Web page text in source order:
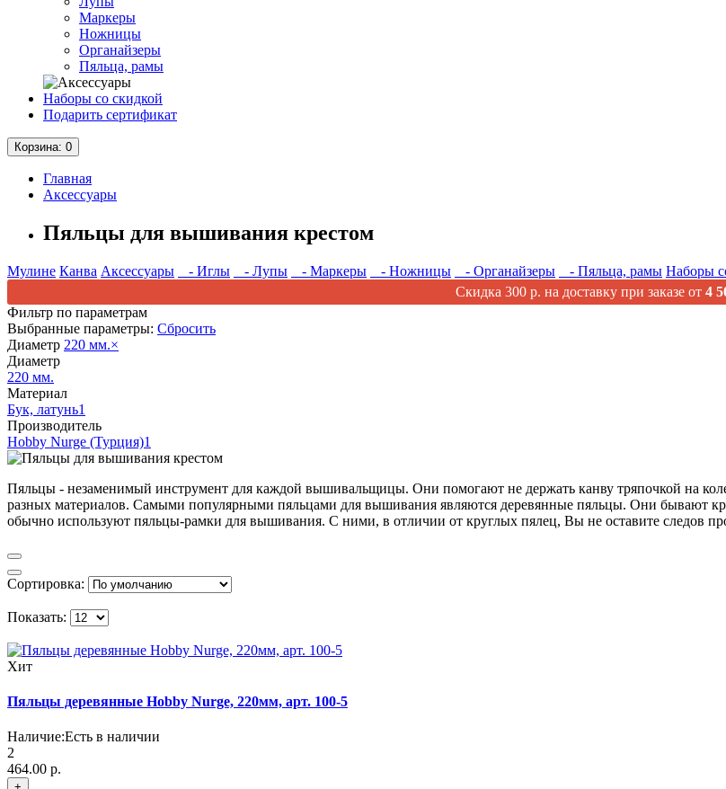
Маркеры
Ножницы
Органайзеры
Пяльца, рамы
Наборы со скидкой
Подарить сертификат
Корзина: 0
Главная
Аксессуары
Пяльцы для вышивания крестом
Мулине Канва Аксессуары - Иглы - Лупы - Маркеры - Ножницы - Органайзеры - Пяльца, рамы Наборы
Скидка 300 р. на доставку при заказе от 4
Фильтр по параметрам
Выбранные параметры: Сбросить
Диаметр 220 мм.×
Диаметр
220 мм.
Материал
Бук, латунь1
Производитель
Hobby Nurge (Турция)1
Пяльцы - незаменимый инструмент для каждой вышивальщицы. Они помогают не держать канву тряпочкой на
разных материалов. Самыми популярными пяльцами для вышивания являются деревянные пяльцы. Они бывают
обычно используют пяльцы-рамки для вышивания. С ними, в отличии от круглых пялец, Вы не оставите следов
Сортировка:
Показать:
Хит
Пяльцы деревянные Hobby Nurge, 220мм, арт. 100-5
Наличие:Есть в наличии
2
464.00 р.